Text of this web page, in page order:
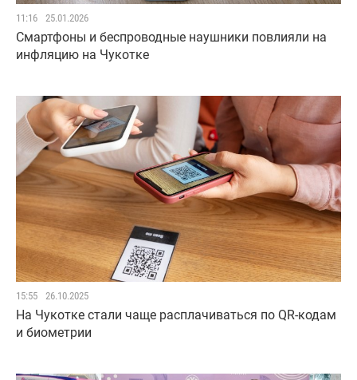
11:16 25.01.2026
Смартфоны и беспроводные наушники повлияли на
инфляцию на Чукотке
15:55 26.10.2025
На Чукотке стали чаще расплачиваться по QR-кодам
и биометрии